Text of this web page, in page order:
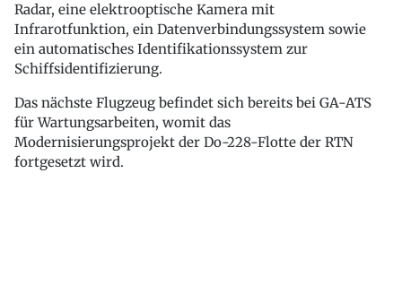
Radar, eine elektrooptische Kamera mit
Infrarotfunktion, ein Datenverbindungssystem sowie
ein automatisches Identifikationssystem zur
Schiffsidentifizierung.
Das nächste Flugzeug befindet sich bereits bei GA-ATS
für Wartungsarbeiten, womit das
Modernisierungsprojekt der Do-228-Flotte der RTN
fortgesetzt wird.